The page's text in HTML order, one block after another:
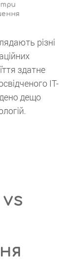
різні
здатне
ІТ-
дещо
vs